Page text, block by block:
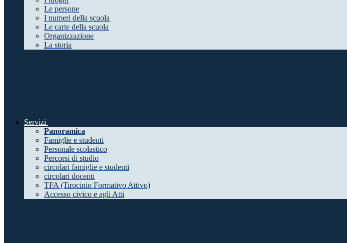
Le persone
I numeri della scuola
Le carte della scuola
Organizzazione
La storia
Servizi
Panoramica
Famiglie e studenti
Personale scolastico
Percorsi di studio
circolari famiglie e studenti
circolari docenti
TFA (Tirocinio Formativo Attivo)
Accesso civico e agli Atti